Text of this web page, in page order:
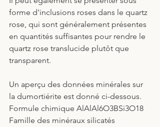
forme d'inclusions roses dans le quartz
rose, qui sont généralement présentes
en quantités suffisantes pour rendre le
quartz rose translucide plutôt que
transparent.
Un aperçu des données minérales sur
la dumortiérite est donné ci-dessous.
Formule chimique AlAlAl6O3BSi3O18
Famille des minéraux silicatés